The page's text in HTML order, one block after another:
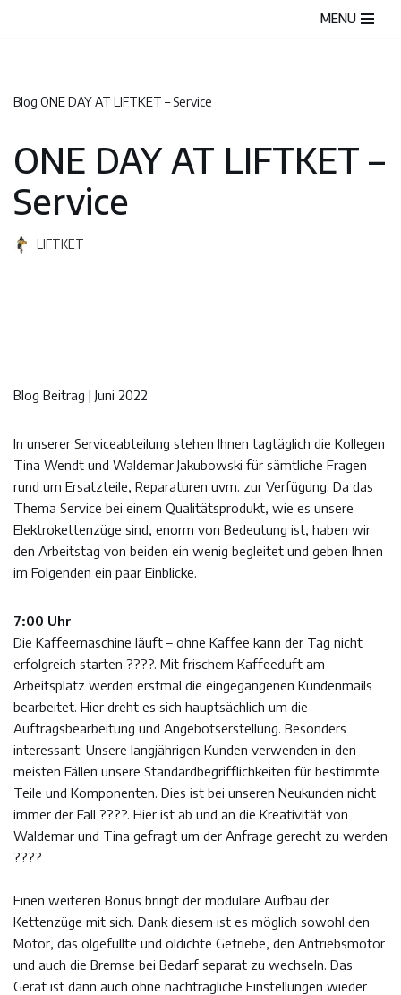
MENU
Blog ONE DAY AT LIFTKET – Service
ONE DAY AT LIFTKET –
Service
LIFTKET
Blog Beitrag | Juni 2022
In unserer Serviceabteilung stehen Ihnen tagtäglich die Kollegen
Tina Wendt und Waldemar Jakubowski für sämtliche Fragen
rund um Ersatzteile, Reparaturen uvm. zur Verfügung. Da das
Thema Service bei einem Qualitätsprodukt, wie es unsere
Elektrokettenzüge sind, enorm von Bedeutung ist, haben wir
den Arbeitstag von beiden ein wenig begleitet und geben Ihnen
im Folgenden ein paar Einblicke.
7:00 Uhr
Die Kaffeemaschine läuft – ohne Kaffee kann der Tag nicht
erfolgreich starten ????. Mit frischem Kaffeeduft am
Arbeitsplatz werden erstmal die eingegangenen Kundenmails
bearbeitet. Hier dreht es sich hauptsächlich um die
Auftragsbearbeitung und Angebotserstellung. Besonders
interessant: Unsere langjährigen Kunden verwenden in den
meisten Fällen unsere Standardbegrifflichkeiten für bestimmte
Teile und Komponenten. Dies ist bei unseren Neukunden nicht
immer der Fall ????. Hier ist ab und an die Kreativität von
Waldemar und Tina gefragt um der Anfrage gerecht zu werden
????
Einen weiteren Bonus bringt der modulare Aufbau der
Kettenzüge mit sich. Dank diesem ist es möglich sowohl den
Motor, das ölgefüllte und öldichte Getriebe, den Antriebsmotor
und auch die Bremse bei Bedarf separat zu wechseln. Das
Gerät ist dann auch ohne nachträgliche Einstellungen wieder